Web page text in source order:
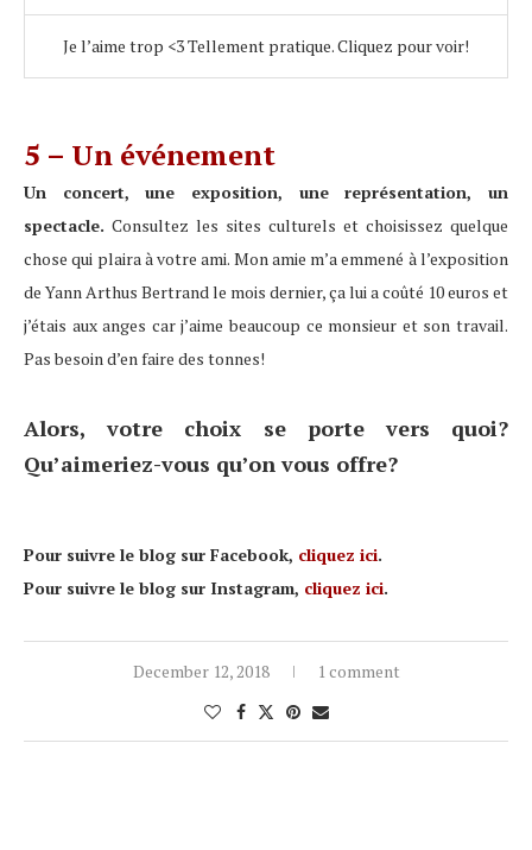
Je l’aime trop <3 Tellement pratique. Cliquez pour voir!
5 – Un événement
Un concert, une exposition, une représentation, un
spectacle. Consultez les sites culturels et choisissez quelque
chose qui plaira à votre ami. Mon amie m’a emmené à l’exposition
de Yann Arthus Bertrand le mois dernier, ça lui a coûté 10 euros et
j’étais aux anges car j’aime beaucoup ce monsieur et son travail.
Pas besoin d’en faire des tonnes!
Alors, votre choix se porte vers quoi?
Qu’aimeriez-vous qu’on vous offre?
Pour suivre le blog sur Facebook, cliquez ici.
Pour suivre le blog sur Instagram, cliquez ici.
December 12, 2018 1 comment